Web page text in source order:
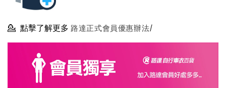
💁 點擊了解更多 路達正式會員優惠辦法/